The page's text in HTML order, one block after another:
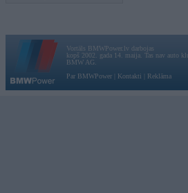
Vortāls BMWPower.lv darbojas
kopš 2002. gada 14. maija. Tas nav auto
BMW AG.
Par BMWPower
Kontakti Reklāma